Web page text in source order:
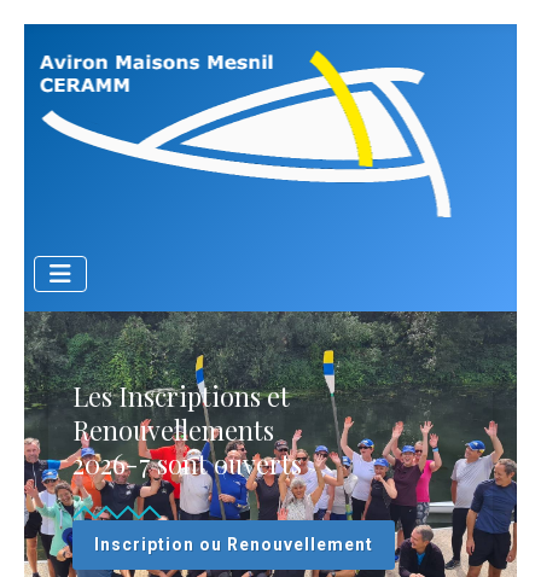
Les Inscriptions et
Renouvellements
2026-7 sont ouverts
Inscription ou Renouvellement